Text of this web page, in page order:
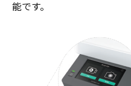
能です。